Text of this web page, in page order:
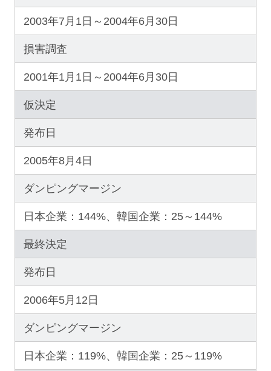
2003年7月1日～2004年6月30日
損害調査
2001年1月1日～2004年6月30日
仮決定
発布日
2005年8月4日
ダンピングマージン
日本企業：144%、韓国企業：25～144%
最終決定
発布日
2006年5月12日
ダンピングマージン
日本企業：119%、韓国企業：25～119%